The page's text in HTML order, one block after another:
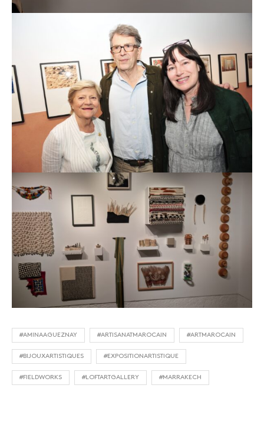
#AMINAAGUEZNAY #ARTISANATMAROCAIN #ARTMAROCAIN
#BIJOUXARTISTIQUES #EXPOSITIONARTISTIQUE
#FIELDWORKS #LOFTARTGALLERY #MARRAKECH